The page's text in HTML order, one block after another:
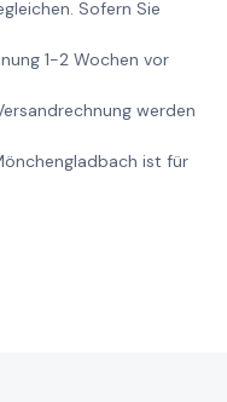
Sofern Sie
1-2 Wochen vor
werden
ist für